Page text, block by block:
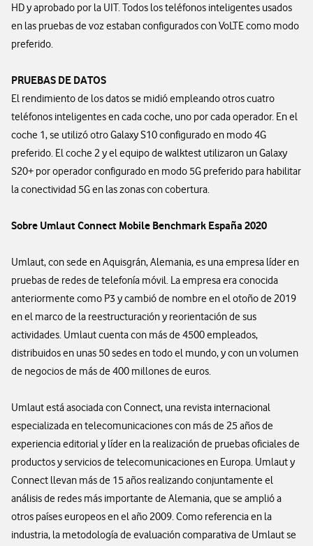
HD y aprobado por la UIT. Todos los teléfonos inteligentes usados
en las pruebas de voz estaban configurados con VoLTE como modo
preferido.
PRUEBAS DE DATOS
El rendimiento de los datos se midió empleando otros cuatro
teléfonos inteligentes en cada coche, uno por cada operador. En el
coche 1, se utilizó otro Galaxy S10 configurado en modo 4G
preferido. El coche 2 y el equipo de walktest utilizaron un Galaxy
S20+ por operador configurado en modo 5G preferido para habilitar
la conectividad 5G en las zonas con cobertura.
Sobre Umlaut Connect Mobile Benchmark España 2020
Umlaut, con sede en Aquisgrán, Alemania, es una empresa líder en
pruebas de redes de telefonía móvil. La empresa era conocida
anteriormente como P3 y cambió de nombre en el otoño de 2019
en el marco de la reestructuración y reorientación de sus
actividades. Umlaut cuenta con más de 4500 empleados,
distribuidos en unas 50 sedes en todo el mundo, y con un volumen
de negocios de más de 400 millones de euros.
Umlaut está asociada con Connect, una revista internacional
especializada en telecomunicaciones con más de 25 años de
experiencia editorial y líder en la realización de pruebas oficiales de
productos y servicios de telecomunicaciones en Europa. Umlaut y
Connect llevan más de 15 años realizando conjuntamente el
análisis de redes más importante de Alemania, que se amplió a
otros países europeos en el año 2009. Como referencia en la
industria, la metodología de evaluación comparativa de Umlaut se